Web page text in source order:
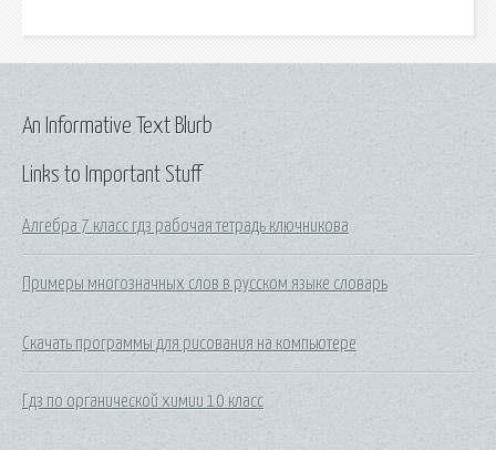
Links to Important Stuff
Алгебра 7 класс гдз рабочая тетрадь ключникова
Примеры многозначных слов в русском языке словарь
Скачать программы для рисования на компьютере
Гдз по органической химии 10 класс
An Informative Text Blurb